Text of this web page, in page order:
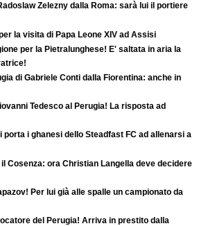
Zelezny dalla Roma: sarà lui il portiere
la visita di Papa Leone XIV ad Assisi
per la Pietralunghese! E' saltata in aria la
di Gabriele Conti dalla Fiorentina: anche in
Tedesco al Perugia! La risposta ad
porta i ghanesi dello Steadfast FC ad allenarsi a
Cosenza: ora Christian Langella deve decidere
Per lui già alle spalle un campionato da
del Perugia! Arriva in prestito dalla